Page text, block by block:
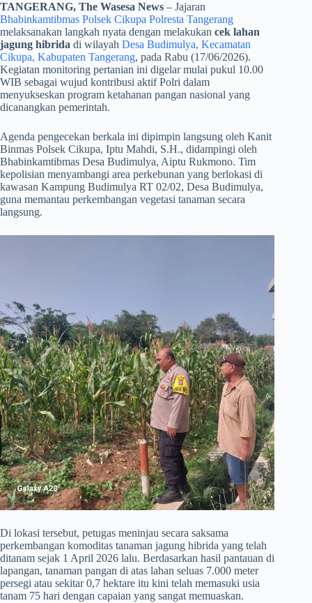
TANGERANG, The Wasesa News – Jajaran
Bhabinkamtibmas Polsek Cikupa Polresta Tangerang
melaksanakan langkah nyata dengan melakukan cek lahan
jagung hibrida di wilayah Desa Budimulya, Kecamatan
Cikupa, Kabupaten Tangerang, pada Rabu (17/06/2026).
Kegiatan monitoring pertanian ini digelar mulai pukul 10.00
WIB sebagai wujud kontribusi aktif Polri dalam
menyukseskan program ketahanan pangan nasional yang
dicanangkan pemerintah.
​Agenda pengecekan berkala ini dipimpin langsung oleh Kanit
Binmas Polsek Cikupa, Iptu Mahdi, S.H., didampingi oleh
Bhabinkamtibmas Desa Budimulya, Aiptu Rukmono. Tim
kepolisian menyambangi area perkebunan yang berlokasi di
kawasan Kampung Budimulya RT 02/02, Desa Budimulya,
guna memantau perkembangan vegetasi tanaman secara
langsung.
​Di lokasi tersebut, petugas meninjau secara saksama
perkembangan komoditas tanaman jagung hibrida yang telah
ditanam sejak 1 April 2026 lalu. Berdasarkan hasil pantauan di
lapangan, tanaman pangan di atas lahan seluas 7.000 meter
persegi atau sekitar 0,7 hektare itu kini telah memasuki usia
tanam 75 hari dengan capaian yang sangat memuaskan.